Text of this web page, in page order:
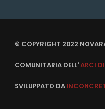
© COPYRIGHT 2022
COMUNITARIA DELL'ARCI DI
SVILUPPATO DA